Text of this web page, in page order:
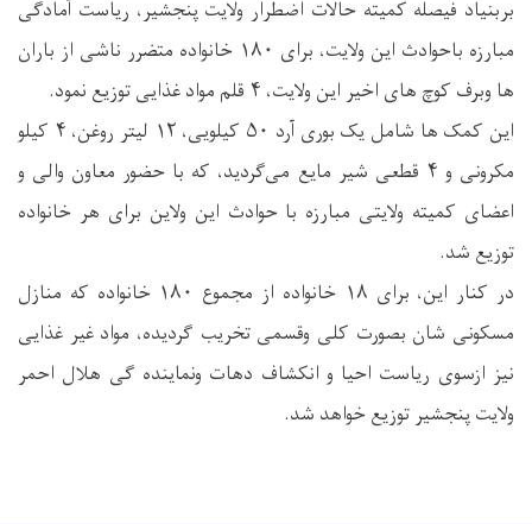
بربنیاد فیصله کمیته حالات اضطرار ولایت پنجشیر، ریاست آمادگی
مبارزه باحوادث این ولایت، برای ۱٨۰ خانواده متضرر ناشی از باران
ها وبرف کوچ های اخیر این ولایت، ۴ قلم مواد غذایی توزیع نمود.
این کمک ها شامل یک بوری آرد ۵۰ کیلویی، ۱۲ لیتر روغن، ۴ کیلو
مکرونی و ۴ قطعی شیر مایع می‌گردید، که با حضور معاون والی و
اعضای کمیته ولایتی مبارزه با حوادث این ولاین برای هر خانواده
توزیع شد.
در کنار این، برای ۱٨ خانواده از مجموع ۱٨۰ خانواده که منازل
مسکونی شان بصورت کلی وقسمی تخریب گردیده، مواد غیر غذایی
نیز ازسوی ریاست احیا و انکشاف دهات ونماینده گی هلال احمر
ولایت پنجشیر توزیع خواهد شد.